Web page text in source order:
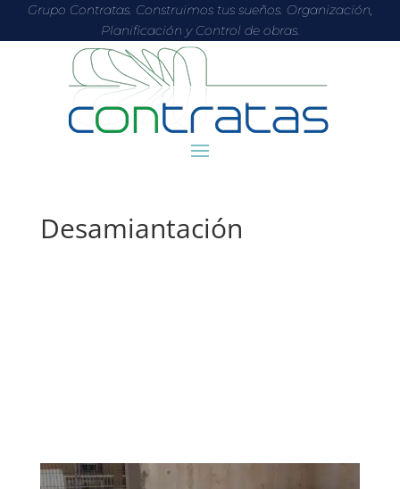
Grupo Contratas. Construimos tus sueños. Organización,
Planificación y Control de obras.
Desamiantación